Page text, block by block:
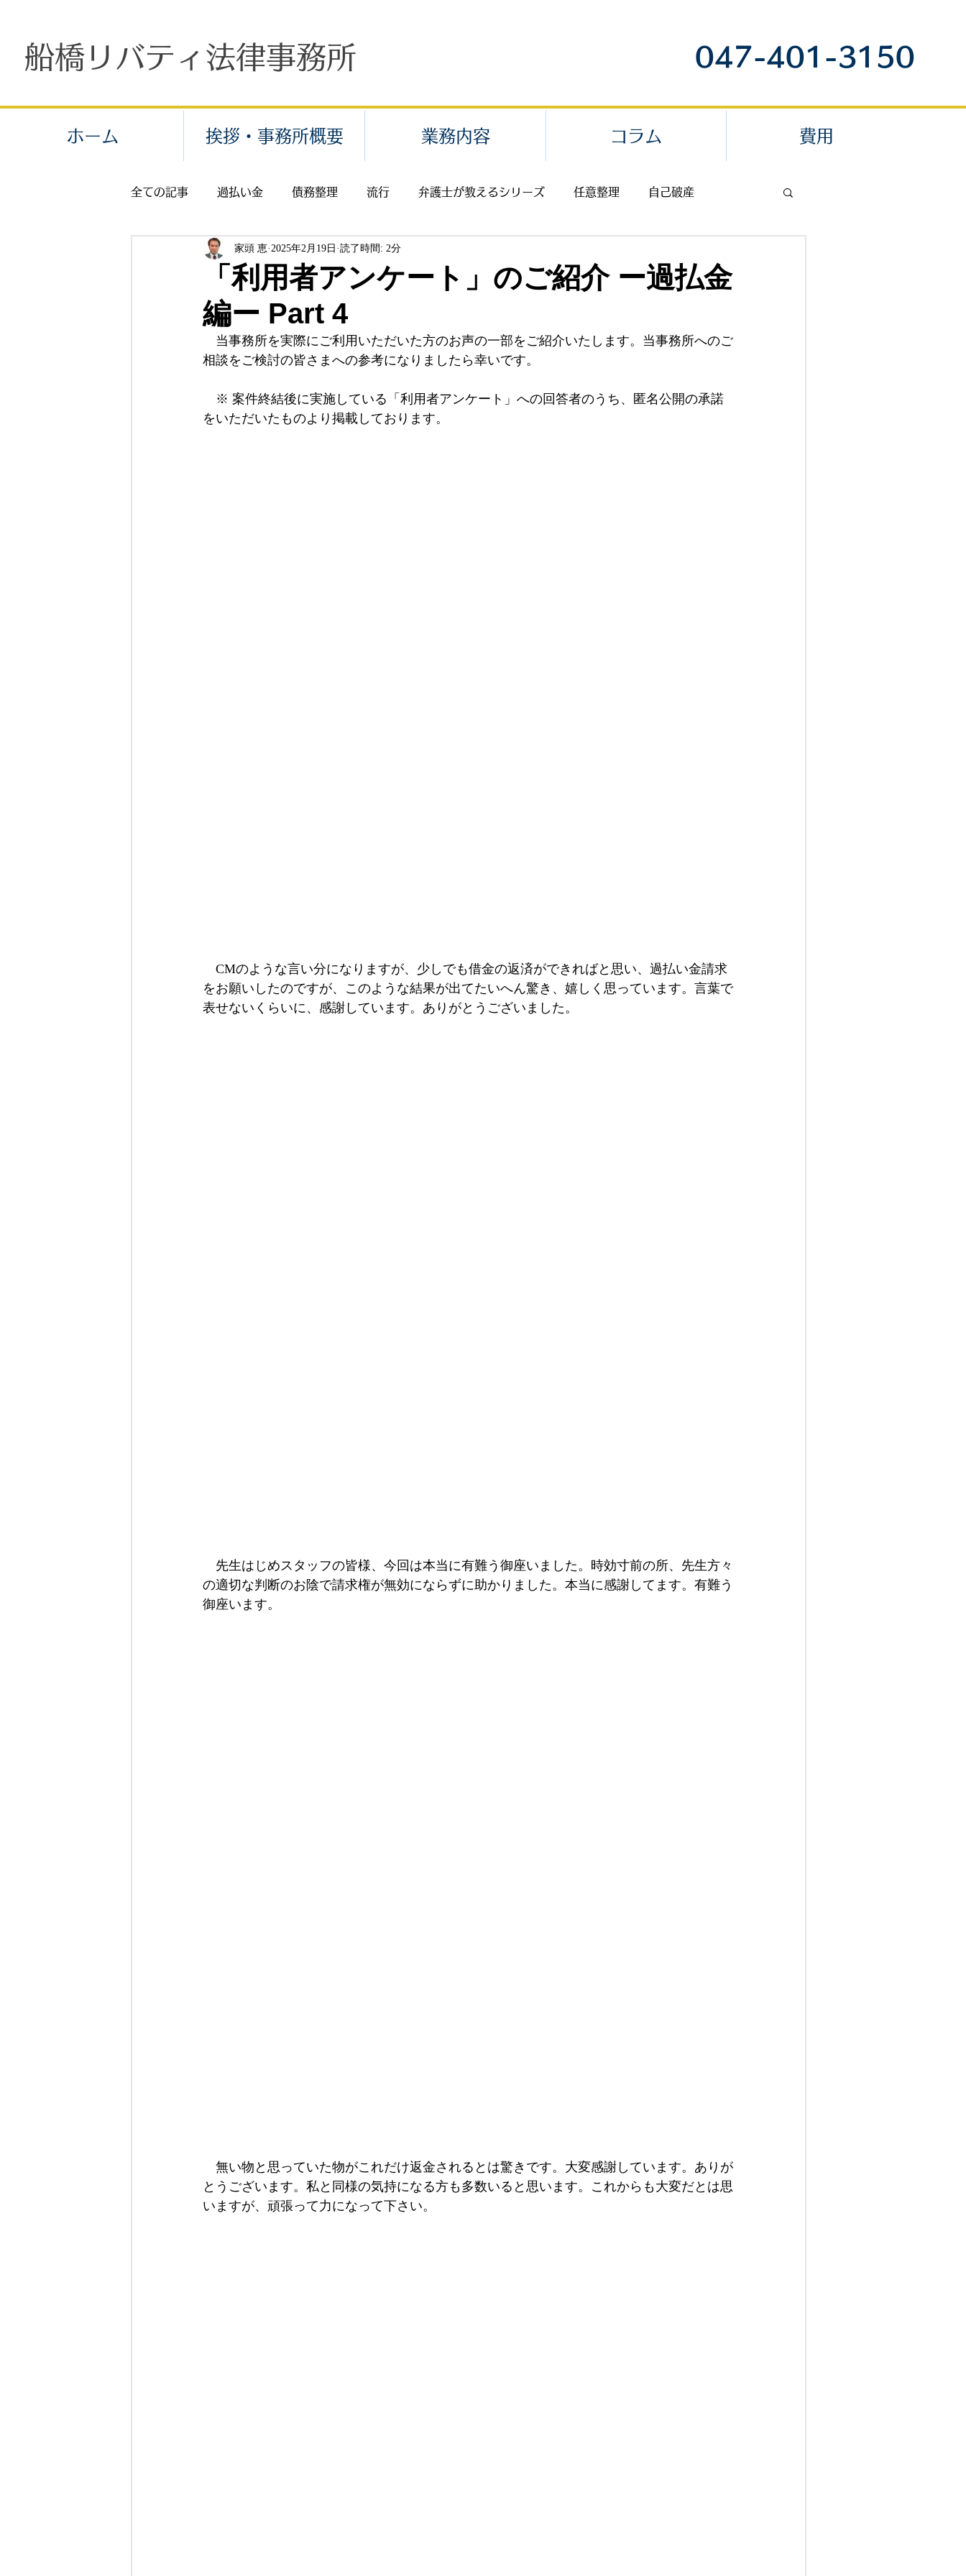
船橋リバティ法律事務所 047-401-3150
ホーム 挨拶・事務所概要 業務内容 コラム 費用
全ての記事 過払い金 債務整理 流行 弁護士が教えるシリーズ 任意整理 自己破産
労働問題 残業代請求・給料未払
交通事故 保険金
当事務所について
「利用者アンケート」のご紹介 ー過払金
編ー Part 4
家頭 恵 2025年2月19日 読了時間: 2分
当事務所を実際にご利用いただいた方のお声の一部をご紹介いたします。当事務所へのご
相談をご検討の皆さまへの参考になりましたら幸いです。
※ 案件終結後に実施している「利用者アンケート」への回答者のうち、匿名公開の承諾
をいただいたものより掲載しております。
CMのような言い分になりますが、少しでも借金の返済ができればと思い、過払い金請求
をお願いしたのですが、このような結果が出てたいへん驚き、嬉しく思っています。言葉で
表せないくらいに、感謝しています。ありがとうございました。
先生はじめスタッフの皆様、今回は本当に有難う御座いました。時効寸前の所、先生方々
の適切な判断のお陰で請求権が無効にならずに助かりました。本当に感謝してます。有難う
御座います。
無い物と思っていた物がこれだけ返金されるとは驚きです。大変感謝しています。ありが
とうございます。私と同様の気持になる方も多数いると思います。これからも大変だとは思
いますが、頑張って力になって下さい。